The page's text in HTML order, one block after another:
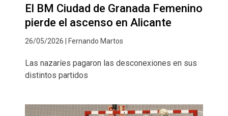
El BM Ciudad de Granada Femenino
pierde el ascenso en Alicante
26/05/2026 | Fernando Martos
Las nazaríes pagaron las desconexiones en sus
distintos partidos